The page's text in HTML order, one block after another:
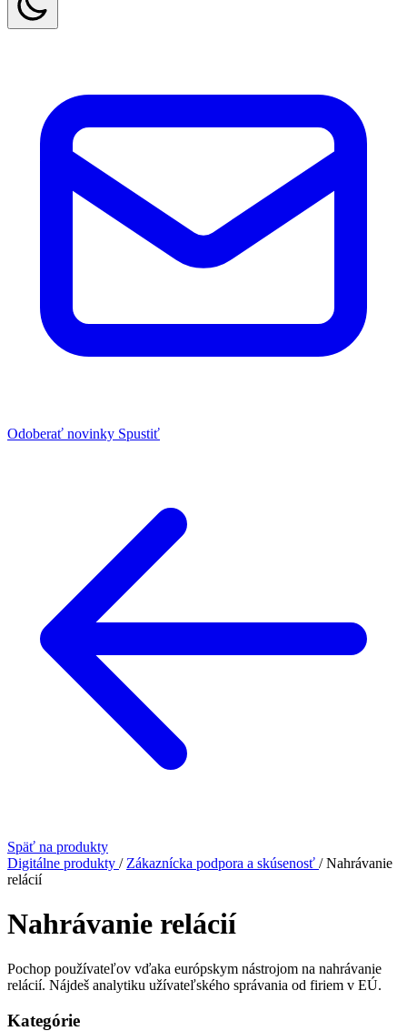
Odoberať novinky Spustiť
Späť na produkty
Digitálne produkty / Zákaznícka podpora a skúsenosť / Nahrávanie
relácií
Nahrávanie relácií
Pochop používateľov vďaka európskym nástrojom na nahrávanie
relácií. Nájdeš analytiku užívateľského správania od firiem v EÚ.
Kategórie